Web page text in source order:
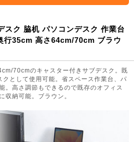
ク 脇机 パソコンデスク 作業台
行35cm 高さ64cm/70cm ブラウ
70cmのキャスター付きサブデスク。既
として使用可能。省スペース作業台、パ
。高さ調節もできるので既存のオフィス
収納可能。ブラウン。